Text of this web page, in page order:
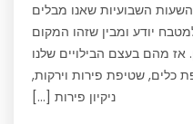
השבועיות שאנו מבלים
יודע ומבין שזהו המקום
אז מהם בעצם הבילויים שלנו
כלים, שטיפת פירות וירקות,
ניקיון פירות […]